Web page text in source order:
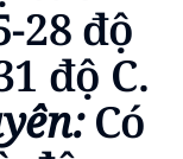
28 độ
độ C.
Có